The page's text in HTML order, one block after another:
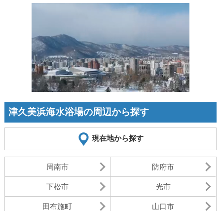
津久美浜海水浴場の周辺から探す
現在地から探す
周南市 防府市
下松市 光市
田布施町 山口市